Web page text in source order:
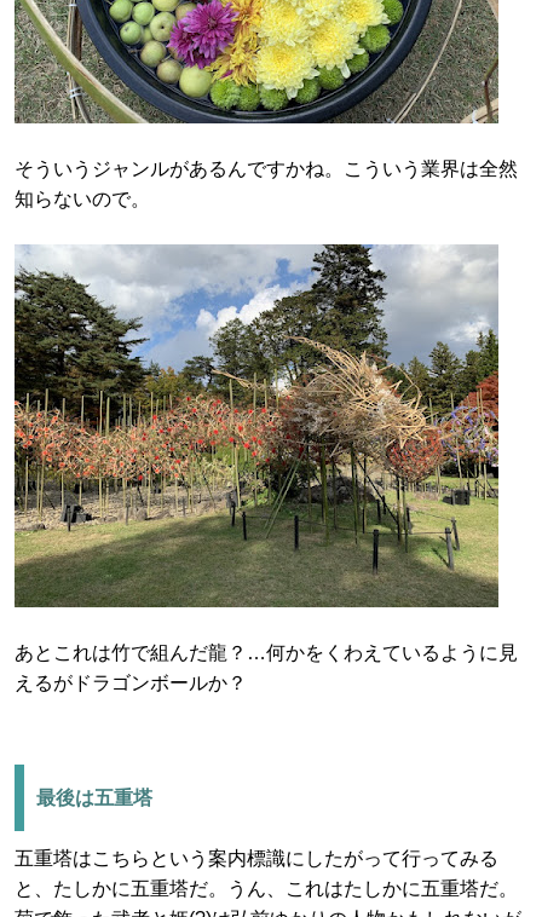
そういうジャンルがあるんですかね。こういう業界は全然
知らないので。
あとこれは竹で組んだ龍？…何かをくわえているように見
えるがドラゴンボールか？
最後は五重塔
五重塔はこちらという案内標識にしたがって行ってみる
と、たしかに五重塔だ。うん、これはたしかに五重塔だ。